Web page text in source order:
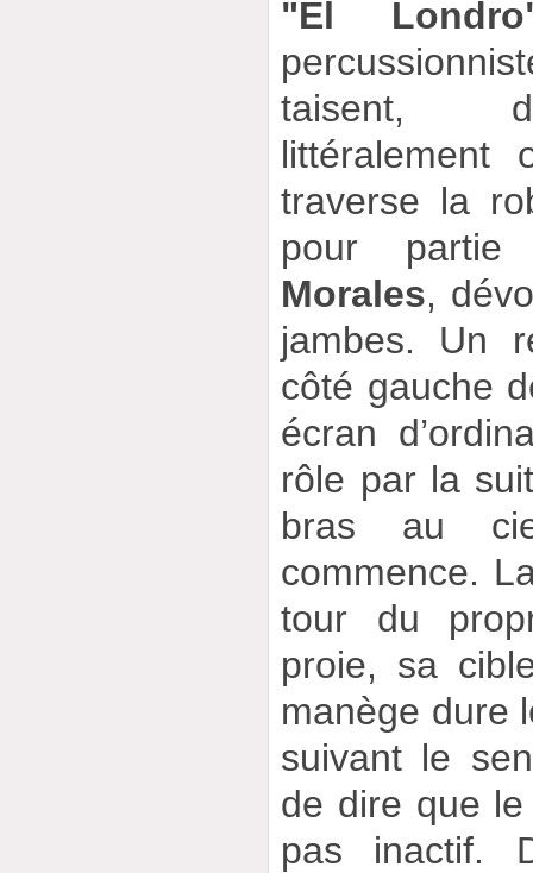
"El
taisent,
littéralement
traverse la
pour partie
Morales,
jambes. Un
côté gauche
écran
rôle par la
bras au
commence.
tour du
proie, sa
manège dure
suivant le
de dire que
pas inactif.